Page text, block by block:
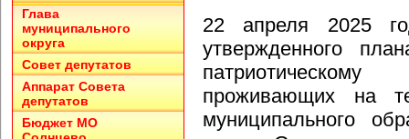
22 апреля 2025
утвержденного
проживающих на
муниципального
Глава
муниципального
округа
Совет депутатов
Аппарат Совета
депутатов
Бюджет МО